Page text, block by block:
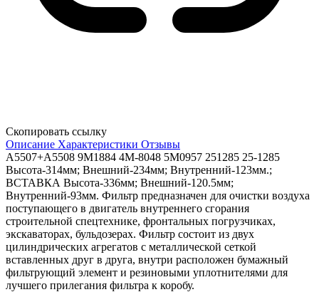
Скопировать ссылку
Описание Характеристики Отзывы
A5507+A5508 9M1884 4M-8048 5M0957 251285 25-1285
Высота-314мм; Внешний-234мм; Внутренний-123мм.;
ВСТАВКА Высота-336мм; Внешний-120.5мм;
Внутренний-93мм. Фильтр предназначен для очистки воздуха
поступающего в двигатель внутреннего сгорания
строительной спецтехнике, фронтальных погрузчиках,
экскаваторах, бульдозерах. Фильтр состоит из двух
цилиндрических агрегатов с металлической сеткой
вставленных друг в друга, внутри расположен бумажный
фильтрующий элемент и резиновыми уплотнителями для
лучшего прилегания фильтра к коробу.